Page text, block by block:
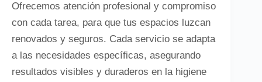
Ofrecemos atención profesional y compromiso
con cada tarea, para que tus espacios luzcan
renovados y seguros. Cada servicio se adapta
a las necesidades específicas, asegurando
resultados visibles y duraderos en la higiene